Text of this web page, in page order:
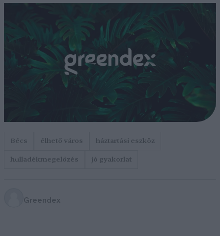
Bécs élhető város
háztartási eszköz
hulladékmegelőzés
jó gyakorlat
Greendex